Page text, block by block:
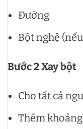
Đường
Bột nghệ
Bước 2 Xay bột
Cho tất cả
Thêm